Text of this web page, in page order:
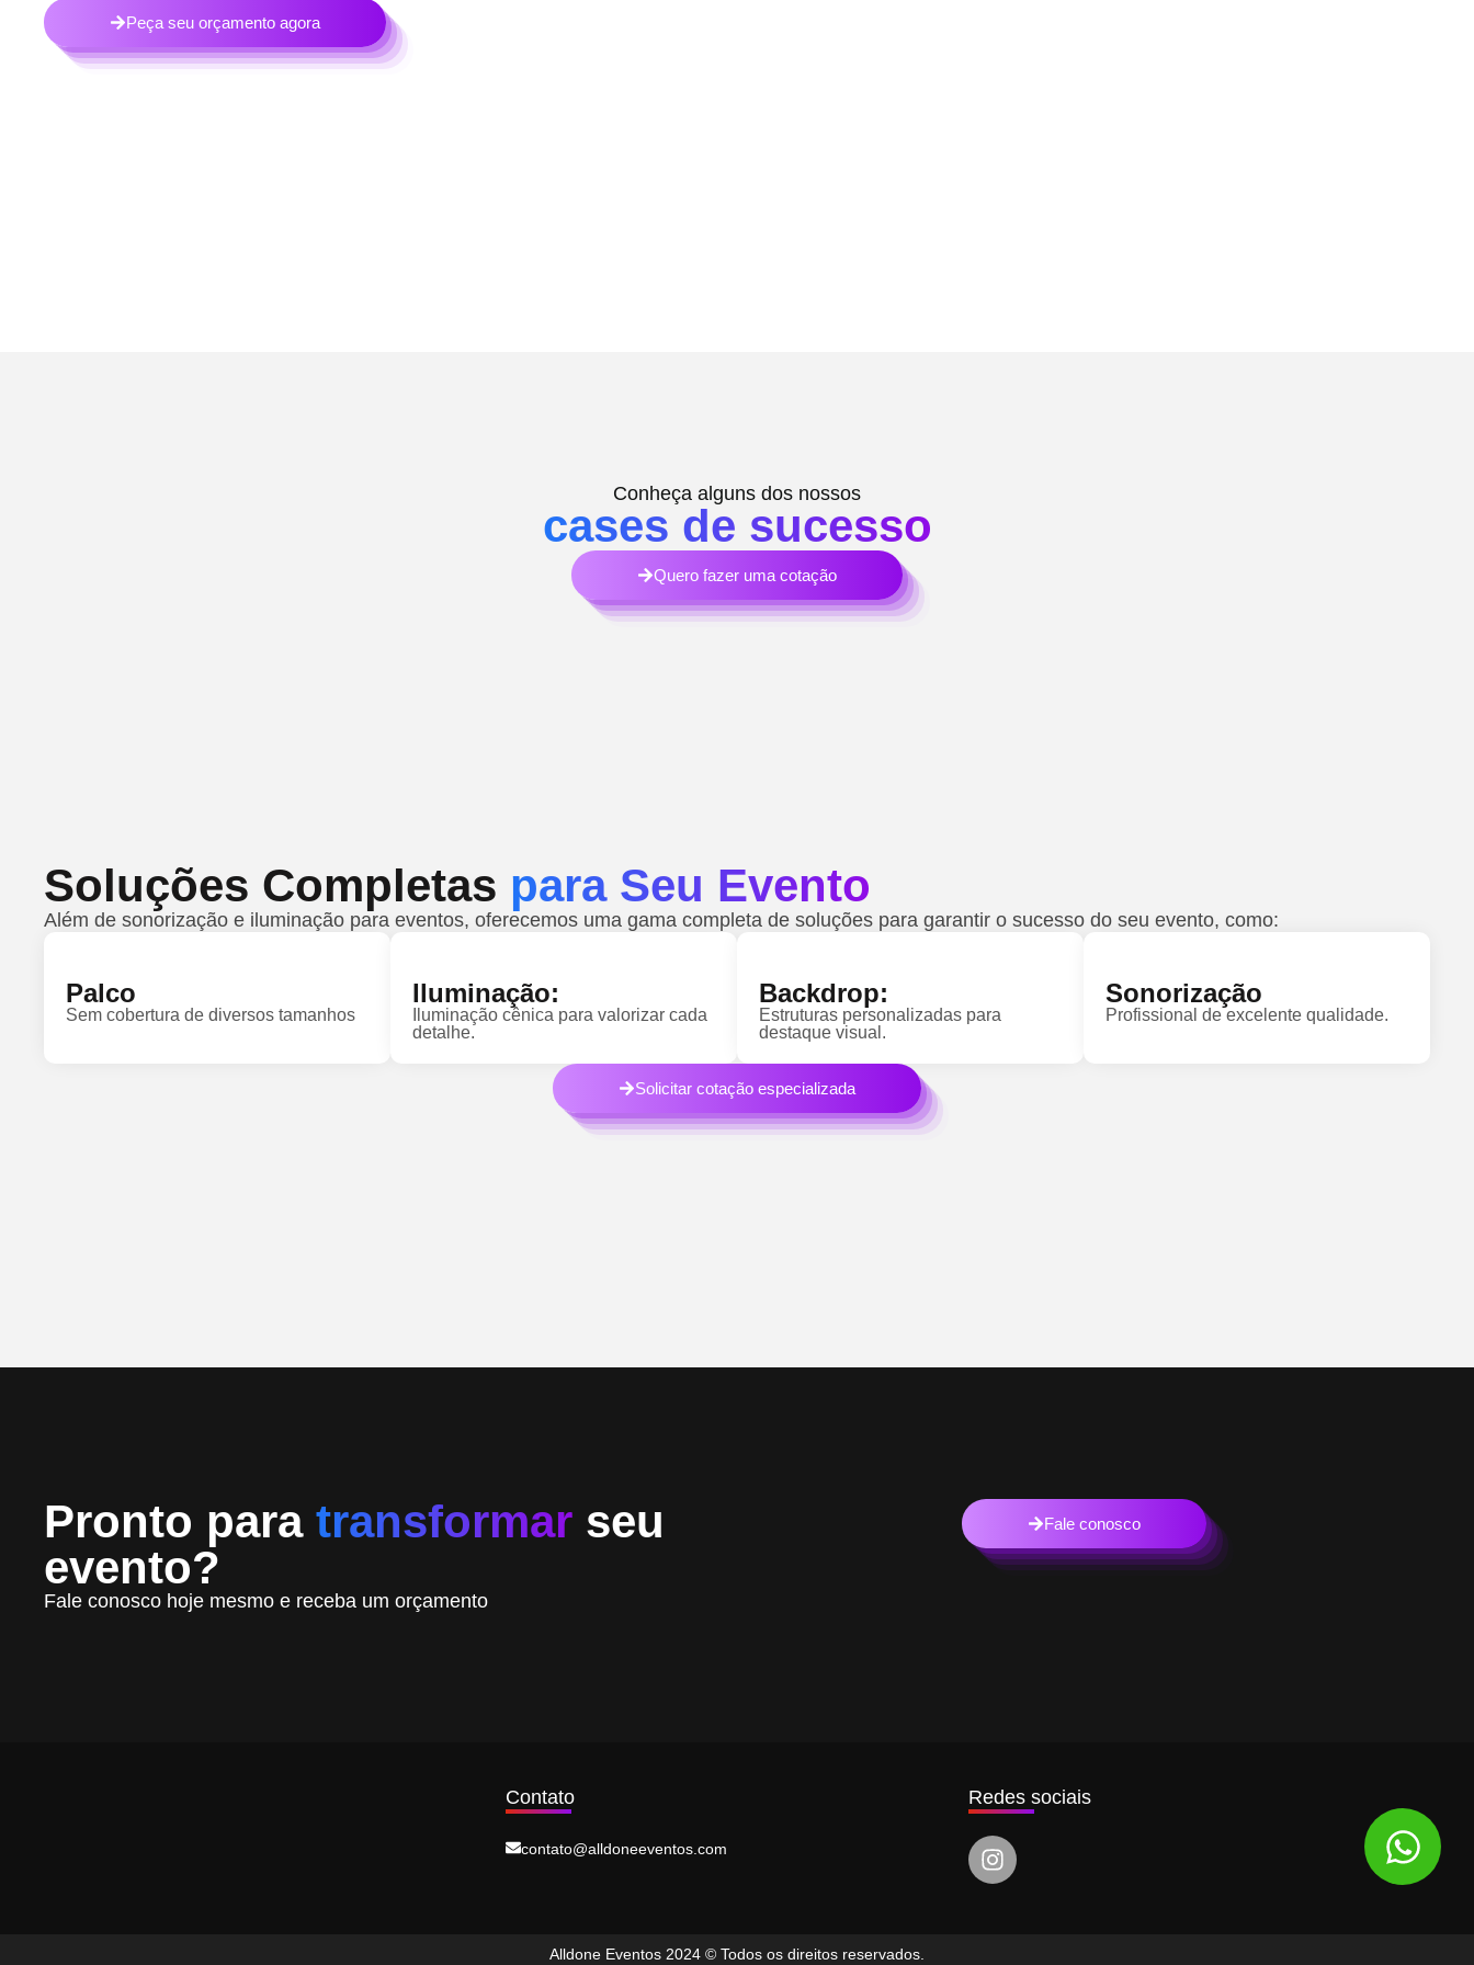
Peça seu orçamento agora
Conheça alguns dos nossos
cases de sucesso
Quero fazer uma cotação
Soluções Completas para Seu Evento
Além de sonorização e iluminação para eventos, oferecemos uma gama completa de soluções para garantir o sucesso do seu evento, como:
Palco
Sem cobertura de diversos tamanhos
Iluminação:
Iluminação cênica para valorizar cada
detalhe.
Backdrop:
Estruturas personalizadas para
destaque visual.
Sonorização
Profissional de excelente qualidade.
Solicitar cotação especializada
Pronto para transformar seu
evento?
Fale conosco hoje mesmo e receba um orçamento
Fale conosco
Contato
contato@alldoneeventos.com
Redes sociais
Alldone Eventos 2024 © Todos os direitos reservados.